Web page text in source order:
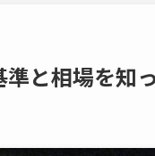
と相場を知